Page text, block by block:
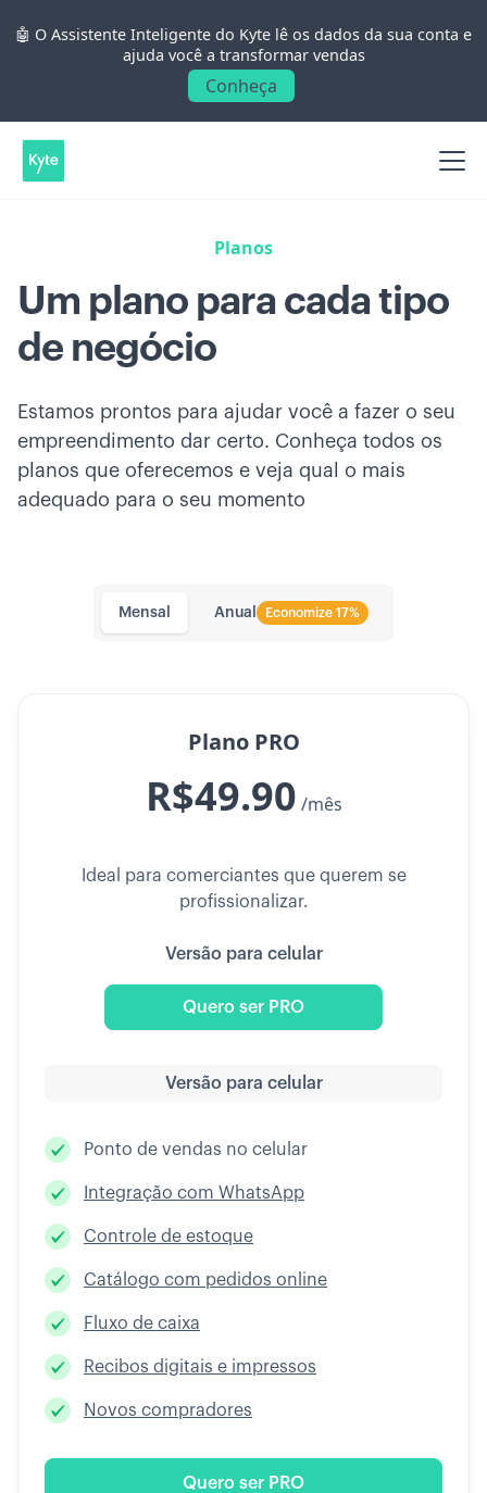
🤖 O Assistente Inteligente do Kyte lê os dados da sua conta e
ajuda você a transformar vendas
Conheça
Planos
Um plano para cada tipo
de negócio
Estamos prontos para ajudar você a fazer o seu
empreendimento dar certo. Conheça todos os
planos que oferecemos e veja qual o mais
adequado para o seu momento
Mensal Anual Economize 17%
Plano PRO
R$49.90 /mês
Ideal para comerciantes que querem se
profissionalizar.
Versão para celular
Quero ser PRO
Versão para celular
Ponto de vendas no celular
Integração com WhatsApp
Controle de estoque
Catálogo com pedidos online
Fluxo de caixa
Recibos digitais e impressos
Novos compradores
Quero ser PRO